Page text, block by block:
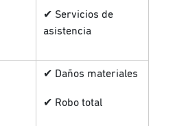
✔ Servicios de
asistencia
✔ Daños materiales
✔ Robo total